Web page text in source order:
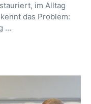
im Alltag
das Problem:
...